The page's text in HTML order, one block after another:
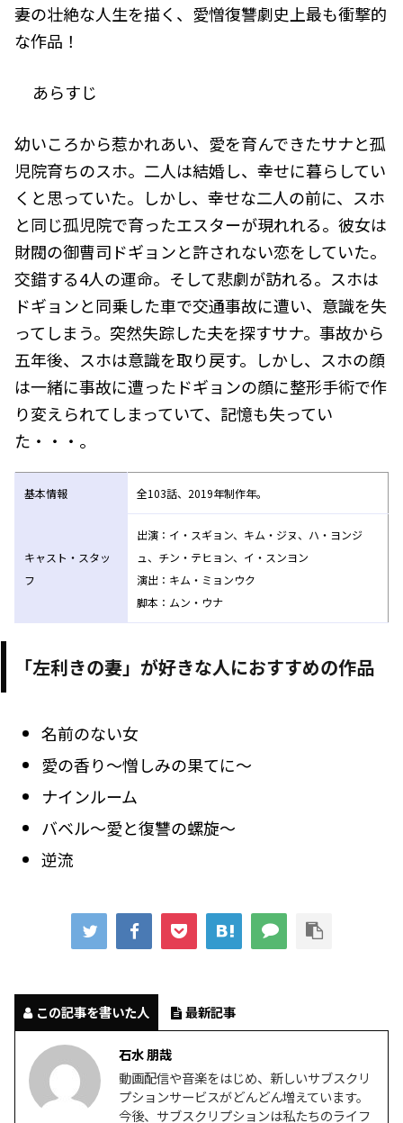
妻の壮絶な人生を描く、愛憎復讐劇史上最も衝撃的
な作品！
あらすじ
幼いころから惹かれあい、愛を育んできたサナと孤
児院育ちのスホ。二人は結婚し、幸せに暮らしてい
くと思っていた。しかし、幸せな二人の前に、スホ
と同じ孤児院で育ったエスターが現れれる。彼女は
財閥の御曹司ドギョンと許されない恋をしていた。
交錯する4人の運命。そして悲劇が訪れる。スホは
ドギョンと同乗した車で交通事故に遭い、意識を失
ってしまう。突然失踪した夫を探すサナ。事故から
五年後、スホは意識を取り戻す。しかし、スホの顔
は一緒に事故に遭ったドギョンの顔に整形手術で作
り変えられてしまっていて、記憶も失ってい
た・・・。
基本情報 全103話、2019年制作年。
キャスト・スタッ
フ
出演：イ・スギョン、キム・ジヌ、ハ・ヨンジ
ュ、チン・テヒョン、イ・スンヨン
演出：キム・ミョンウク
脚本：ムン・ウナ
「左利きの妻」が好きな人におすすめの作品
名前のない女
愛の香り～憎しみの果てに～
ナインルーム
バベル～愛と復讐の螺旋～
逆流
この記事を書いた人 最新記事
石水 朋哉
動画配信や音楽をはじめ、新しいサブスクリ
プションサービスがどんどん増えています。
今後、サブスクリプションは私たちのライフ